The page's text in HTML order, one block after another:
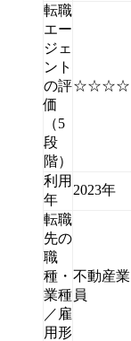
転職
エー
ジェ
ント
の評
価
（5
段
階）
☆☆☆☆
利用
年
2023年
転職
先の
職
種・
業種
／雇
用形
不動産
員